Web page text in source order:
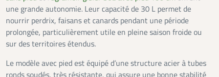
une grande autonomie. Leur capacité de 30 L permet de
nourrir perdrix, faisans et canards pendant une période
prolongée, particulièrement utile en pleine saison froide ou
sur des territoires étendus.
Le modèle avec pied est équipé d’une structure acier à tubes